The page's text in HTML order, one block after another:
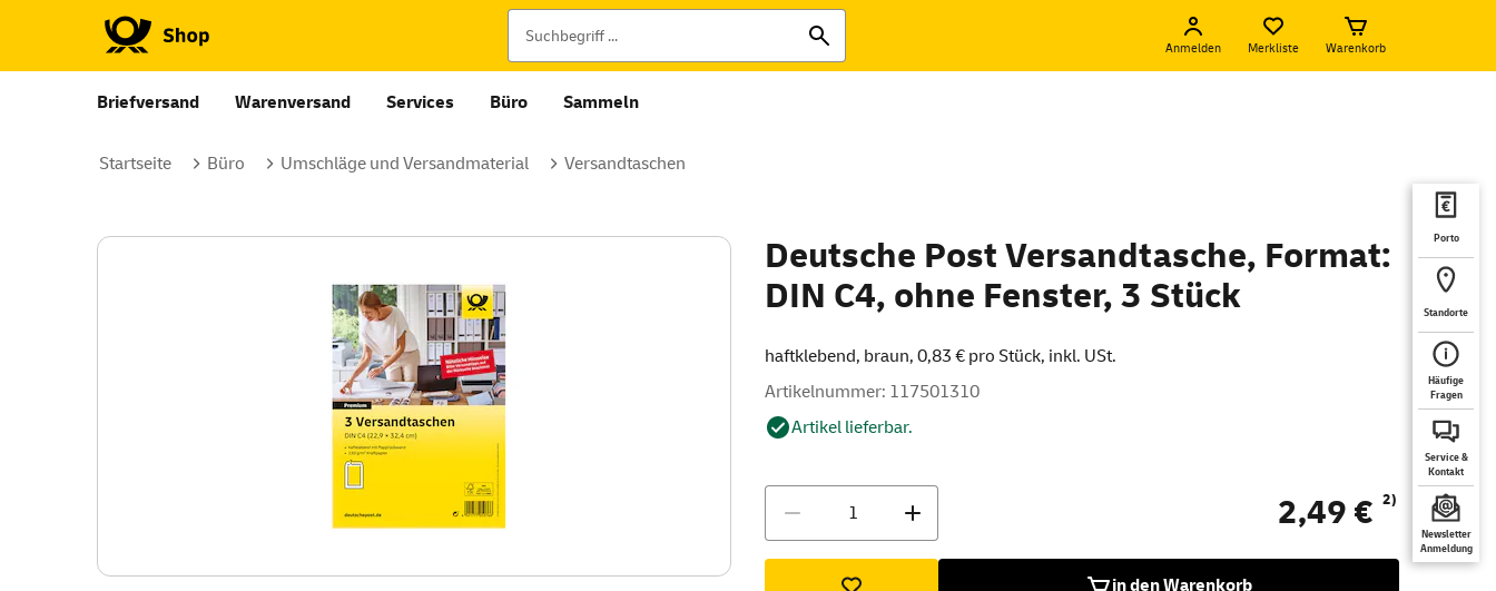
Anmelden Merkliste Warenkorb
Briefversand Warenversand Services Büro Sammeln
Porto
Standorte
Häufige
Fragen
Service &
Kontakt
Newsletter
Anmeldung
Startseite Büro Umschläge und Versandmaterial Versandtaschen
Deutsche Post Versandtasche, Format:
DIN C4, ohne Fenster, 3 Stück
haftklebend, braun, 0,83 € pro Stück, inkl. USt.
Artikelnummer: 117501310
Artikel lieferbar.
2,49 € 2)
in den Warenkorb